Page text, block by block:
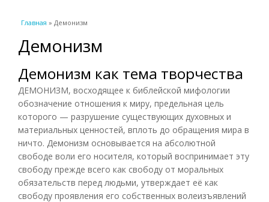
Вы здесь
Главная » Демонизм
Демонизм
Демонизм как тема творчества
ДЕМОНИЗМ, восходящее к библейской мифологии
обозначение отношения к миру, предельная цель
которого — разрушение существующих духовных и
материальных ценностей, вплоть до обращения мира в
ничто. Демонизм основывается на абсолютной
свободе воли его носителя, который воспринимает эту
свободу прежде всего как свободу от моральных
обязательств перед людьми, утверждает её как
свободу проявления его собственных волеизъявлений